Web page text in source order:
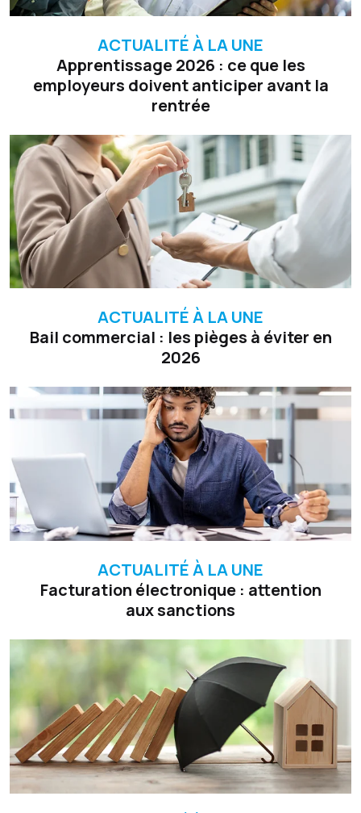
ACTUALITÉ À LA UNE
Apprentissage 2026 : ce que les
employeurs doivent anticiper avant la
rentrée
ACTUALITÉ À LA UNE
Bail commercial : les pièges à éviter en
2026
ACTUALITÉ À LA UNE
Facturation électronique : attention
aux sanctions